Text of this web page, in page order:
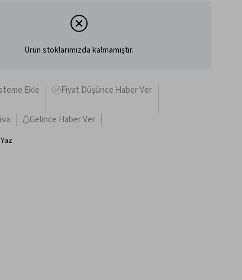
Ürün stoklarımızda kalmamıştır.
Ekle Fiyat Düşünce Haber Ver
Gelince Haber Ver